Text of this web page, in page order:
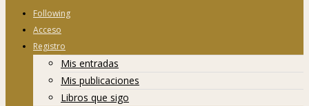
Following
Acceso
Registro
Mis entradas
Mis publicaciones
Libros que sigo